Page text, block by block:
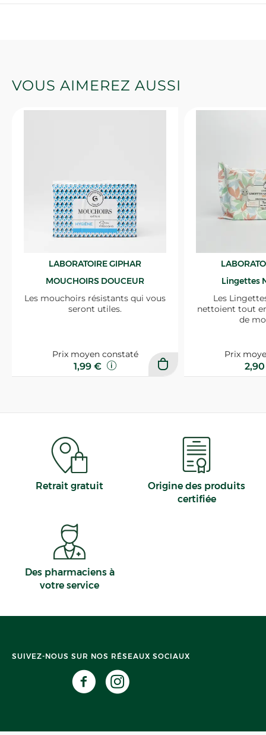
VOUS AIMEREZ AUSSI
LABORATOIRE GIPHAR
MOUCHOIRS DOUCEUR
Les mouchoirs résistants qui vous
seront utiles.
Prix moyen constaté
1,99 €
Lingettes
Les
nettoient tout
de
Prix
Retrait gratuit
Origine des produits
certifiée
Des pharmaciens à
votre service
SUIVEZ-NOUS SUR NOS RÉSEAUX SOCIAUX